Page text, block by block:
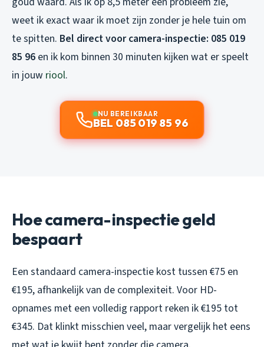
weet ik exact waar ik moet zijn zonder je hele tuin om
te spitten. Bel direct voor camera-inspectie: 085 019
85 96 en ik kom binnen 30 minuten kijken wat er speelt
in jouw riool.
NU BEREIKBAAR
BEL 085 019 85 96
Hoe camera-inspectie geld
bespaart
Een standaard camera-inspectie kost tussen €75 en
€195, afhankelijk van de complexiteit. Voor HD-
opnames met een volledig rapport reken ik €195 tot
€345. Dat klinkt misschien veel, maar vergelijk het eens